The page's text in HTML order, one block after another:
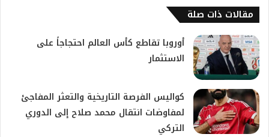
مقالات ذات صلة
أوروبا تقاطع كأس العالم احتجاجاً على
الاستثمار
كواليس الفرصة التاريخية والتعثر المفاجئ
لمفاوضات انتقال محمد صلاح إلى الدوري
التركي